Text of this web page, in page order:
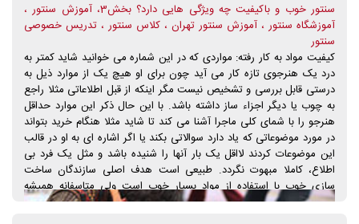
روی شیطونک ها کار می شوند چون با سیمها مستقیم در ارتباط هستند
اهمیت بیشتری می یابند به طوری که بهتر است از جنس مرغوب، بدون
خش و زنگ نزده باشند. مهمترین قسمتی که در ساخت سنتور از اهمیت
فوق العاده ای برخوردار است چوب آن است. بر طبق سالها تجربه ی
سازندگان، بهترین چوب برای کار، استفاده از چوب گردو است. اما به صرف
اینکه سنتوری از چوب گردو ساخته شده است پس حرفی در آن نیست نباید
باعث گمانی غلط برای هنرجویان شود بلکه استفاده از چوب درخت گردو
مشروط به عواملی، می تواند در جهت بهبود کیفیت صدای سنتور بسیار
تاثیر گذار باشد.
سنتور خوب و باکیفیت چه ویژگی هایی دارد؟ بخش3، آموزش سنتور ،
آموزشگاه سنتور ، آموزش سنتور تهران ، کلاس سنتور ، تدریس خصوصی
سنتور
کیفیت مواد به کار رفته: مواردی که در این شماره می خوانید شاید کمتر به
درد یک هنرجوی تازه کار می آید چون برای او هیچ یک از موارد ذیل به
درستی قابل بررسی و تشخیص نیست مگر اینکه از قبل اطلاعاتی مثلا راجع
به چوب یا دیگر اجزاء ساز داشته باشد. با این حال ذکر این موارد حداقل
هنرجو را با شمای کلی ماجرا آشنا می کند تا شاید مثلا هنگام خرید بتواند
در مورد موضوعاتی که یاد دارد سوالاتی بکند یا اگر اشاره ای به او در قالب
این موضوعات کردند لااقل یک بار آنها را شنیده باشد و مثل یک فرد بی
اطلاع، کاملا مبهوت نگردد. طبیعی است هدف اصلی سازندگان ساخت
سازی خوب با استفاده از مواد بسیار خوب است ولی متاسفانه همیشه
استفاده از مواد درجه یک منتج به صدا دهی ممتاز یا حتا قابل قبول هم